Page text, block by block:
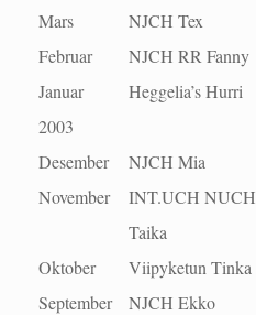
Mars
NJCH Tex
Februar
NJCH RR Fanny
Januar
Heggelia’s Hurri
2003
Desember
NJCH Mia
November
INT.UCH NUCH
Taika
Oktober Viipyketun Tinka
September
NJCH Ekko